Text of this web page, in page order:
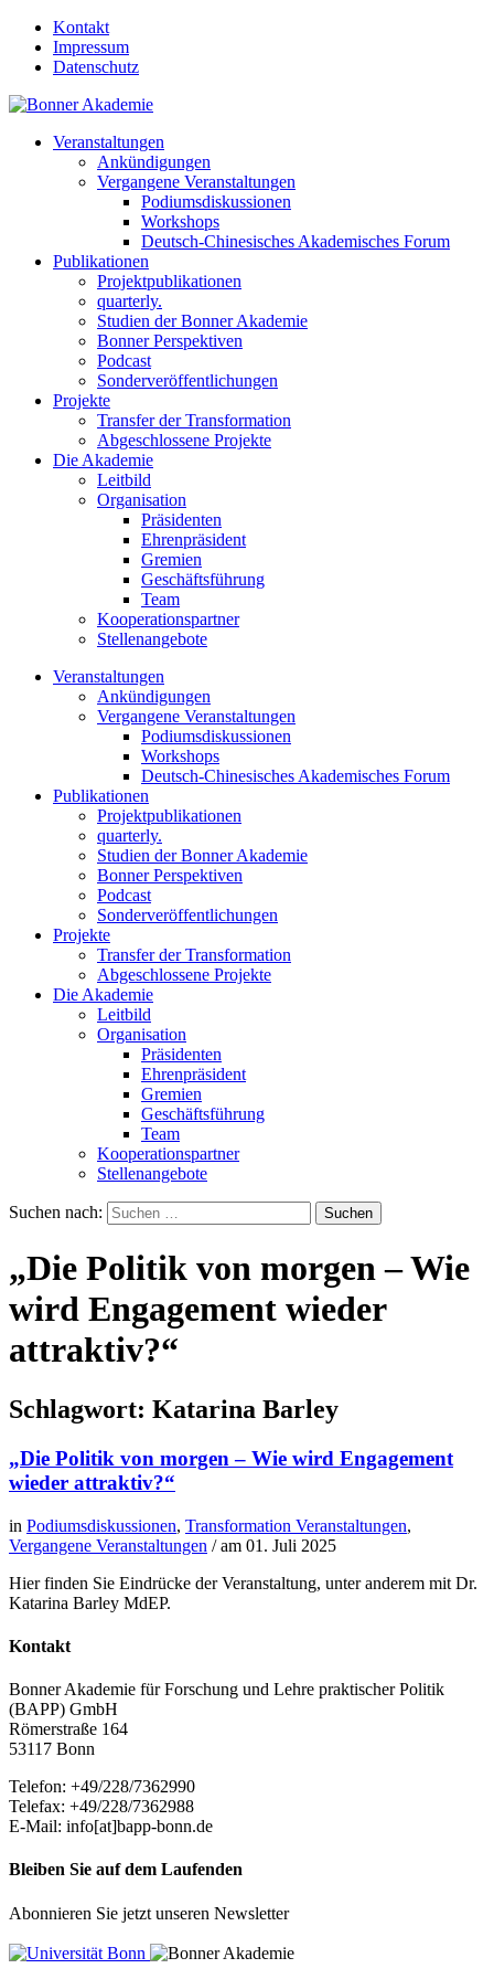
Kontakt
Impressum
Datenschutz
Veranstaltungen
Ankündigungen
Vergangene Veranstaltungen
Podiumsdiskussionen
Workshops
Deutsch-Chinesisches Akademisches Forum
Publikationen
Projektpublikationen
quarterly.
Studien der Bonner Akademie
Bonner Perspektiven
Podcast
Sonderveröffentlichungen
Projekte
Transfer der Transformation
Abgeschlossene Projekte
Die Akademie
Leitbild
Organisation
Präsidenten
Ehrenpräsident
Gremien
Geschäftsführung
Team
Kooperationspartner
Stellenangebote
Veranstaltungen
Ankündigungen
Vergangene Veranstaltungen
Podiumsdiskussionen
Workshops
Deutsch-Chinesisches Akademisches Forum
Publikationen
Projektpublikationen
quarterly.
Studien der Bonner Akademie
Bonner Perspektiven
Podcast
Sonderveröffentlichungen
Projekte
Transfer der Transformation
Abgeschlossene Projekte
Die Akademie
Leitbild
Organisation
Präsidenten
Ehrenpräsident
Gremien
Geschäftsführung
Team
Kooperationspartner
Stellenangebote
Suchen nach:
„Die Politik von morgen – Wie
wird Engagement wieder
attraktiv?“
Schlagwort: Katarina Barley
„Die Politik von morgen – Wie wird Engagement
wieder attraktiv?“
in Podiumsdiskussionen, Transformation Veranstaltungen,
Vergangene Veranstaltungen / am 01. Juli 2025
Hier finden Sie Eindrücke der Veranstaltung, unter anderem mit Dr.
Katarina Barley MdEP.
Kontakt
Bonner Akademie für Forschung und Lehre praktischer Politik
(BAPP) GmbH
Römerstraße 164
53117 Bonn
Telefon: +49/228/7362990
Telefax: +49/228/7362988
E-Mail: info[at]bapp-bonn.de
Bleiben Sie auf dem Laufenden
Abonnieren Sie jetzt unseren Newsletter